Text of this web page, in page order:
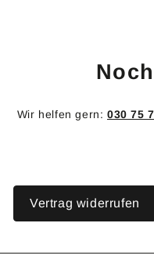
Wir helfen gern: 030 75
Vertrag widerrufen